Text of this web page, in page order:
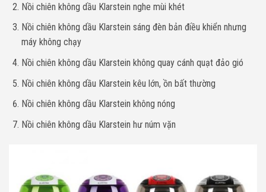
Nồi chiên không dầu Klarstein nghe mùi khét
Nồi chiên không dầu Klarstein sáng đèn bản điều khiển nhưng
máy không chạy
Nồi chiên không dầu Klarstein không quay cánh quạt đảo gió
Nồi chiên không dầu Klarstein kêu lớn, ồn bất thường
Nồi chiên không dầu Klarstein không nóng
Nồi chiên không dầu Klarstein hư núm vặn